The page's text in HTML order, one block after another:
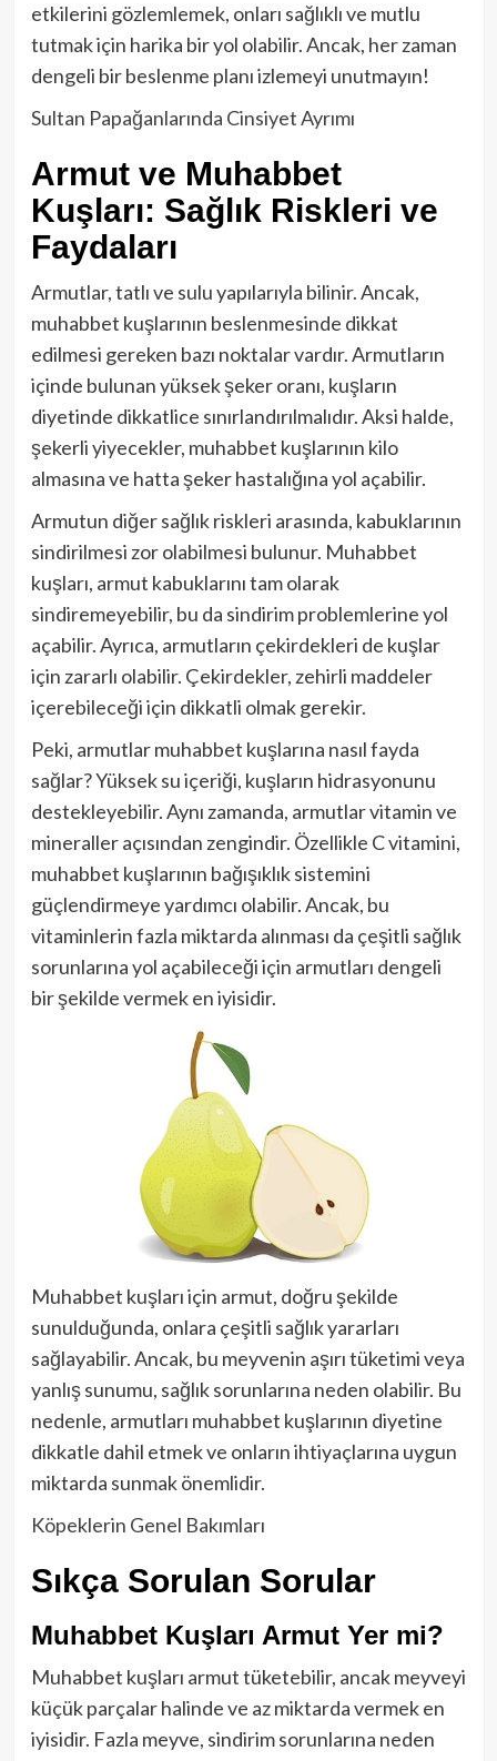
etkilerini gözlemlemek, onları sağlıklı ve mutlu
tutmak için harika bir yol olabilir. Ancak, her zaman
dengeli bir beslenme planı izlemeyi unutmayın!
Sultan Papağanlarında Cinsiyet Ayrımı
Armut ve Muhabbet
Kuşları: Sağlık Riskleri ve
Faydaları
Armutlar, tatlı ve sulu yapılarıyla bilinir. Ancak,
muhabbet kuşlarının beslenmesinde dikkat
edilmesi gereken bazı noktalar vardır. Armutların
içinde bulunan yüksek şeker oranı, kuşların
diyetinde dikkatlice sınırlandırılmalıdır. Aksi halde,
şekerli yiyecekler, muhabbet kuşlarının kilo
almasına ve hatta şeker hastalığına yol açabilir.
Armutun diğer sağlık riskleri arasında, kabuklarının
sindirilmesi zor olabilmesi bulunur. Muhabbet
kuşları, armut kabuklarını tam olarak
sindiremeyebilir, bu da sindirim problemlerine yol
açabilir. Ayrıca, armutların çekirdekleri de kuşlar
için zararlı olabilir. Çekirdekler, zehirli maddeler
içerebileceği için dikkatli olmak gerekir.
Peki, armutlar muhabbet kuşlarına nasıl fayda
sağlar? Yüksek su içeriği, kuşların hidrasyonunu
destekleyebilir. Aynı zamanda, armutlar vitamin ve
mineraller açısından zengindir. Özellikle C vitamini,
muhabbet kuşlarının bağışıklık sistemini
güçlendirmeye yardımcı olabilir. Ancak, bu
vitaminlerin fazla miktarda alınması da çeşitli sağlık
sorunlarına yol açabileceği için armutları dengeli
bir şekilde vermek en iyisidir.
Muhabbet kuşları için armut, doğru şekilde
sunulduğunda, onlara çeşitli sağlık yararları
sağlayabilir. Ancak, bu meyvenin aşırı tüketimi veya
yanlış sunumu, sağlık sorunlarına neden olabilir. Bu
nedenle, armutları muhabbet kuşlarının diyetine
dikkatle dahil etmek ve onların ihtiyaçlarına uygun
miktarda sunmak önemlidir.
Köpeklerin Genel Bakımları
Sıkça Sorulan Sorular
Muhabbet Kuşları Armut Yer mi?
Muhabbet kuşları armut tüketebilir, ancak meyveyi
küçük parçalar halinde ve az miktarda vermek en
iyisidir. Fazla meyve, sindirim sorunlarına neden